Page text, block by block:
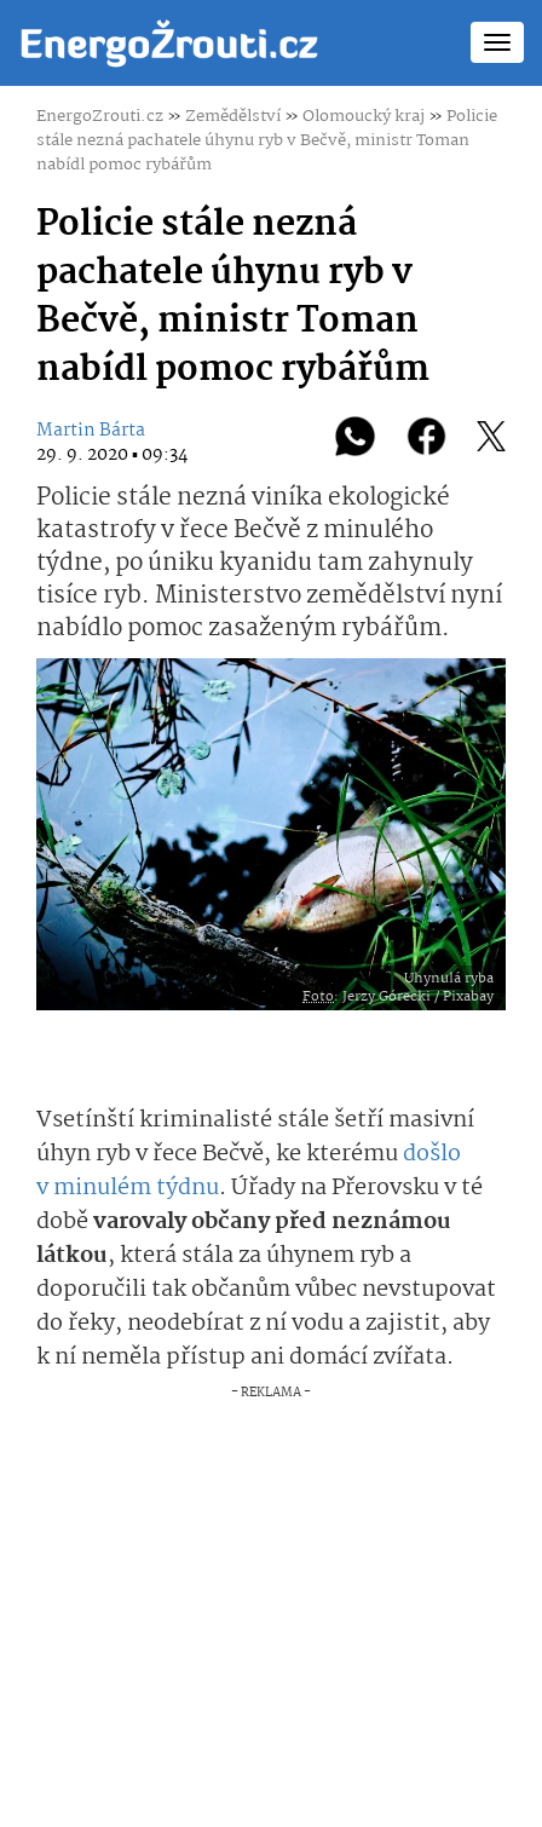
EnergoZrouti.cz»Zemědělství»Olomoucký kraj »Policie
stále nezná pachatele úhynu ryb v Bečvě, ministr Toman
nabídl pomoc rybářům
Policie stále nezná
pachatele úhynu ryb v
Bečvě, ministr Toman
nabídl pomoc rybářům
Martin Bárta
29. 9. 2020 ▪ 09:34
Policie stále nezná viníka ekologické
katastrofy v řece Bečvě z minulého
týdne, po úniku kyanidu tam zahynuly
tisíce ryb. Ministerstvo zemědělství nyní
nabídlo pomoc zasaženým rybářům.
Uhynulá ryba
Foto: Jerzy Górecki / Pixabay
Vsetínští kriminalisté stále šetří masivní
úhyn ryb v řece Bečvě, ke kterémudošlo
v minulém týdnu. Úřady na Přerovsku v té
doběvarovaly občany před neznámou
látkou, která stála za úhynem ryb a
doporučili tak občanům vůbec nevstupovat
do řeky, neodebírat z ní vodu a zajistit, aby
k ní neměla přístup ani domácí zvířata.